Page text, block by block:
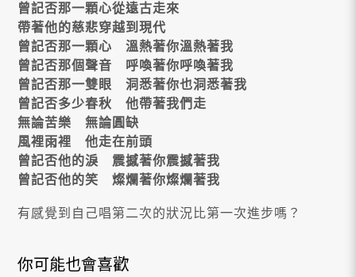
曾記否那一顆心從遠古走來
帶著他的慈悲穿越到現代
曾記否那一顆心 溫熱著你溫熱著我
曾記否那個聲音 呼喚著你呼喚著我
曾記否那一雙眼 洞悉著你也洞悉著我
曾記否多少春秋 他帶著我們走
無論苦樂 無論圓缺
風裡雨裡 他走在前頭
曾記否他的淚 震撼著你震撼著我
曾記否他的笑 燦爛著你燦爛著我
有感覺到自己唱第二次的狀況比第一次進步嗎？
你可能也會喜歡